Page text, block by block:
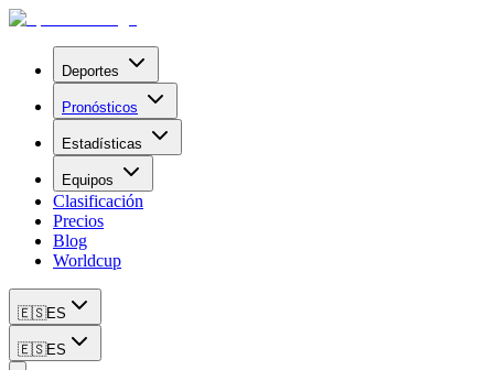
Deportes
Pronósticos
Estadísticas
Equipos
Clasificación
Precios
Blog
Worldcup
🇪🇸ES
🇪🇸ES